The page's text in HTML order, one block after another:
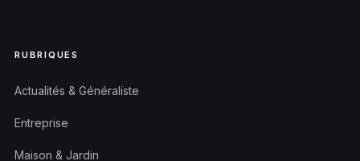
RUBRIQUES
Actualités & Généraliste
Entreprise
Maison & Jardin